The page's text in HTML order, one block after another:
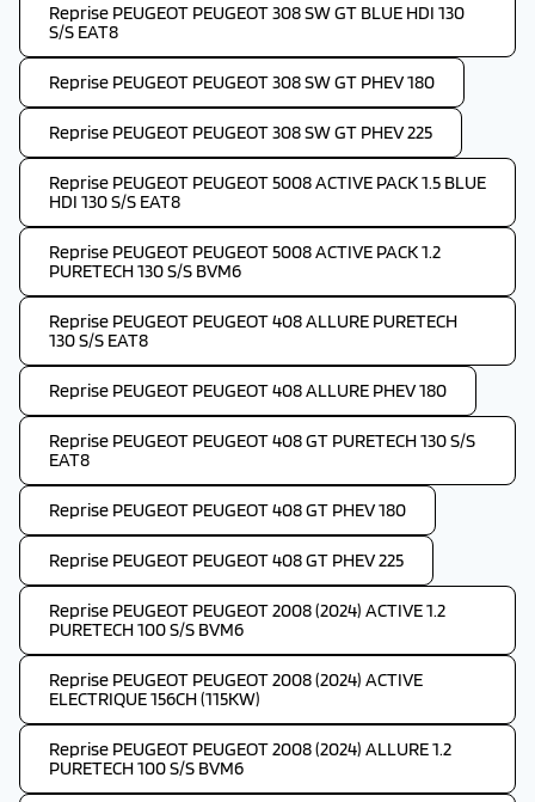
Reprise PEUGEOT PEUGEOT 308 SW GT BLUE HDI 130
S/S EAT8
Reprise PEUGEOT PEUGEOT 308 SW GT PHEV 180
Reprise PEUGEOT PEUGEOT 308 SW GT PHEV 225
Reprise PEUGEOT PEUGEOT 5008 ACTIVE PACK 1.5 BLUE
HDI 130 S/S EAT8
Reprise PEUGEOT PEUGEOT 5008 ACTIVE PACK 1.2
PURETECH 130 S/S BVM6
Reprise PEUGEOT PEUGEOT 408 ALLURE PURETECH
130 S/S EAT8
Reprise PEUGEOT PEUGEOT 408 ALLURE PHEV 180
Reprise PEUGEOT PEUGEOT 408 GT PURETECH 130 S/S
EAT8
Reprise PEUGEOT PEUGEOT 408 GT PHEV 180
Reprise PEUGEOT PEUGEOT 408 GT PHEV 225
Reprise PEUGEOT PEUGEOT 2008 (2024) ACTIVE 1.2
PURETECH 100 S/S BVM6
Reprise PEUGEOT PEUGEOT 2008 (2024) ACTIVE
ELECTRIQUE 156CH (115KW)
Reprise PEUGEOT PEUGEOT 2008 (2024) ALLURE 1.2
PURETECH 100 S/S BVM6